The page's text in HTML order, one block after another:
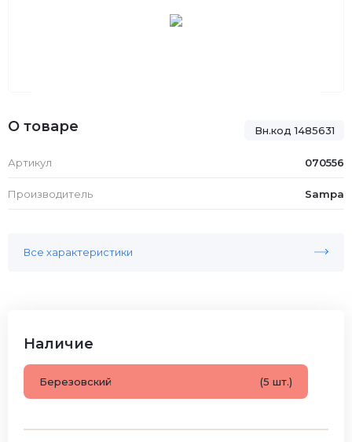
Вн.код 1485631
О товаре
Артикул 070556
Производитель Sampa
Все характеристики
Наличие
Березовский (5 шт.)